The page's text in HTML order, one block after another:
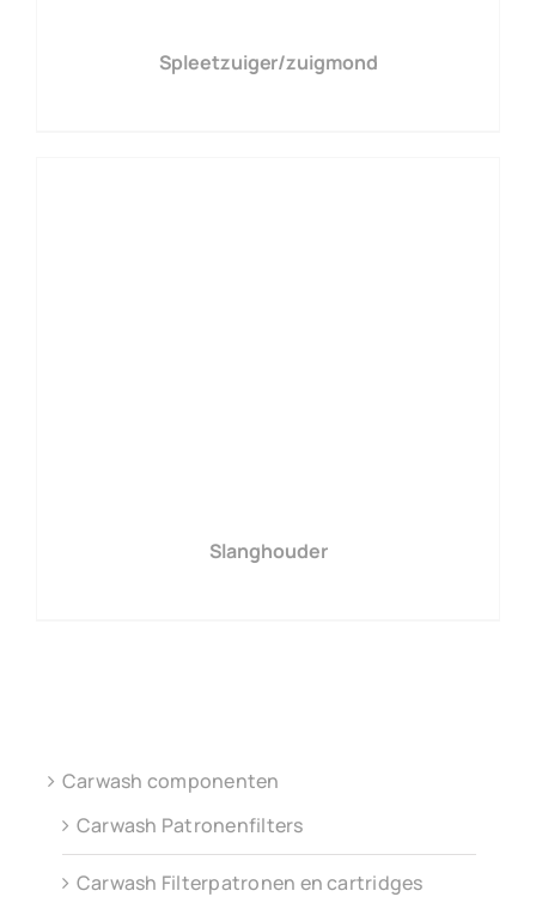
Spleetzuiger/zuigmond
Slanghouder
Carwash componenten
Carwash Patronenfilters
Carwash Filterpatronen en cartridges